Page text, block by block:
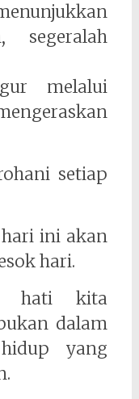
segeralah
melalui
setiap
ini akan
hari.
hati kita
dalam
yang